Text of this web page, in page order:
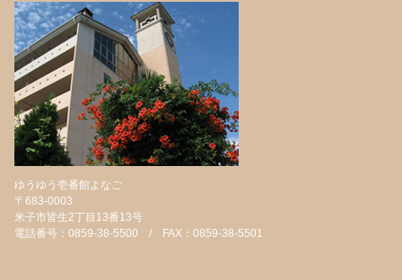
ゆうゆう壱番館よなご
〒683-0003
米子市皆生2丁目13番13号
電話番号：0859-38-5500 / FAX：0859-38-5501